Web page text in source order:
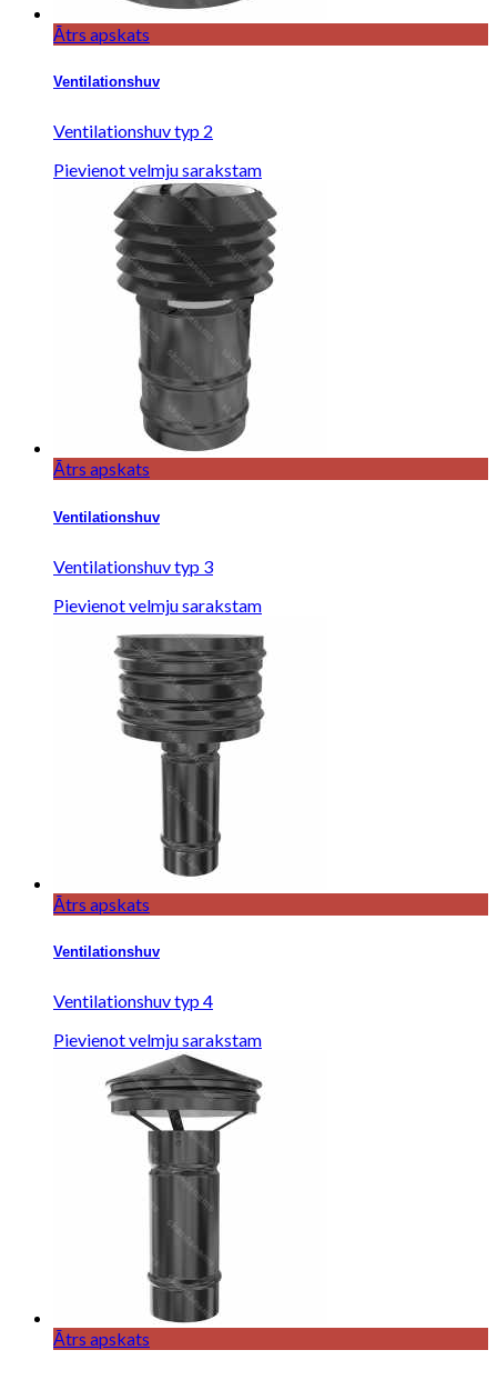
Ātrs apskats
Ventilationshuv
Ventilationshuv typ 2
Pievienot velmju sarakstam
Ātrs apskats
Ventilationshuv
Ventilationshuv typ 3
Pievienot velmju sarakstam
Ātrs apskats
Ventilationshuv
Ventilationshuv typ 4
Pievienot velmju sarakstam
Ātrs apskats